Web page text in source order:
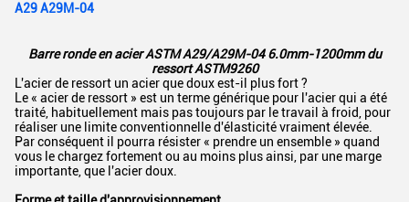
A29 A29M-04
Barre ronde en acier ASTM A29/A29M-04 6.0mm-1200mm du
ressort ASTM9260
L'acier de ressort un acier que doux est-il plus fort ?
Le « acier de ressort » est un terme générique pour l'acier qui a été
traité, habituellement mais pas toujours par le travail à froid, pour
réaliser une limite conventionnelle d'élasticité vraiment élevée.
Par conséquent il pourra résister « prendre un ensemble » quand
vous le chargez fortement ou au moins plus ainsi, par une marge
importante, que l'acier doux.